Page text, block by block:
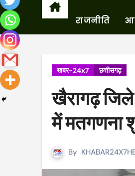
राजनीति
खबर-24x7 छत्तीसगढ़
खैरागढ़
में मतगणना
By